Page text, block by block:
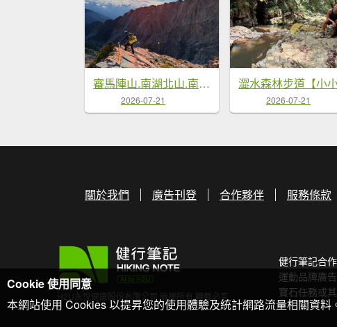
審馬陣山.南湖北山.南湖南峰.巴巴山.南湖大山【帝王之山 豈容凡夫造次】
2026-07-21 2026-07-21
關於我們 廣告刊登 合作夥伴 服務條款
H2U永悅健康股份有限公司 版權所有 轉載必究
健行筆記合
運動品牌廣
寶石任務或
Cookie 使用同意
本網站使用 Cookies 以提昇您的使用體驗及統計網路流量相關資